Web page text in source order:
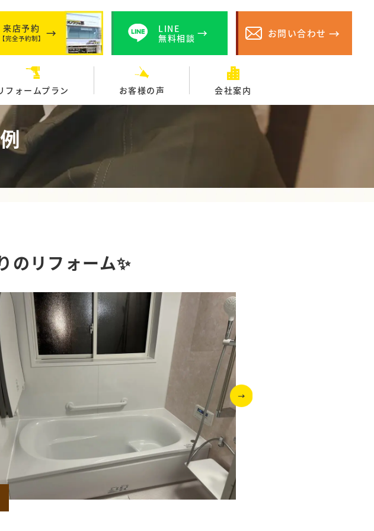
来店予約
【完全予約制】
LINE
無料相談
お問い合わせ
フォームプラン お客様の声 会社案内
リフォーム✨